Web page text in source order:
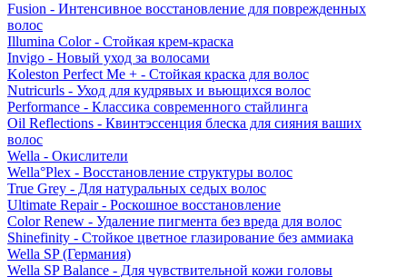
Fusion - Интенсивное восстановление для поврежденных
волос
Illumina Color - Стойкая крем-краска
Invigo - Новый уход за волосами
Koleston Perfect Me + - Стойкая краска для волос
Nutricurls - Уход для кудрявых и вьющихся волос
Performance - Классика современного стайлинга
Oil Reflections - Квинтэссенция блеска для сияния ваших
волос
Wella - Окислители
Wella°Plex - Восстановление структуры волос
True Grey - Для натуральных седых волос
Ultimate Repair - Роскошное восстановление
Color Renew - Удаление пигмента без вреда для волос
Shinefinity - Стойкое цветное глазирование без аммиака
Wella SP (Германия)
Wella SP Balance - Для чувствительной кожи головы